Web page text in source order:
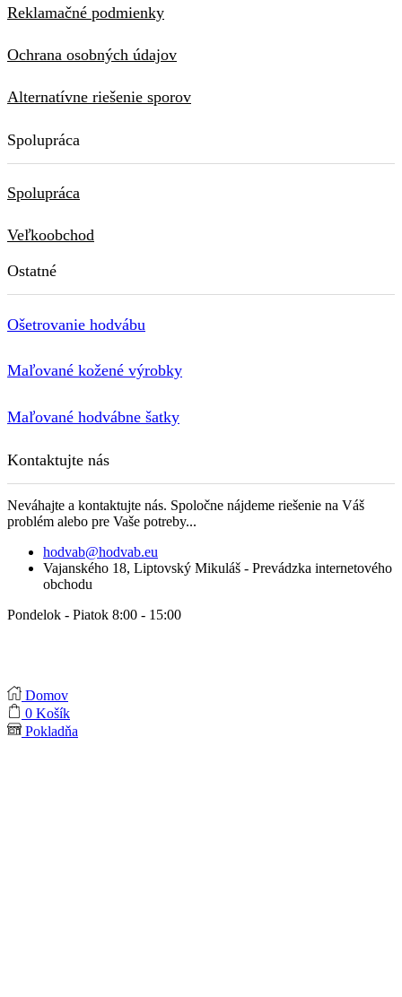
Reklamačné podmienky
Ochrana osobných údajov
Alternatívne riešenie sporov
Spolupráca
Spolupráca
Veľkoobchod
Ostatné
Ošetrovanie hodvábu
Maľované kožené výrobky
Maľované hodvábne šatky
Kontaktujte nás
Neváhajte a kontaktujte nás. Spoločne nájdeme riešenie na Váš
problém alebo pre Vaše potreby...
hodvab@hodvab.eu
Vajanského 18, Liptovský Mikuláš - Prevádzka internetového
obchodu
Pondelok - Piatok 8:00 - 15:00
Domov
0 Košík
Pokladňa